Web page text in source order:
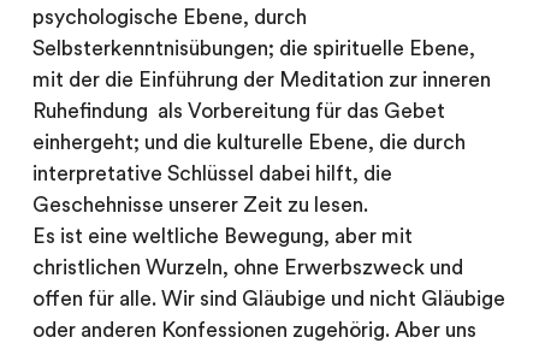
psychologische Ebene, durch
Selbsterkenntnisübungen; die spirituelle Ebene,
mit der die Einführung der Meditation zur inneren
Ruhefindung als Vorbereitung für das Gebet
einhergeht; und die kulturelle Ebene, die durch
interpretative Schlüssel dabei hilft, die
Geschehnisse unserer Zeit zu lesen.
Es ist eine weltliche Bewegung, aber mit
christlichen Wurzeln, ohne Erwerbszweck und
offen für alle. Wir sind Gläubige und nicht Gläubige
oder anderen Konfessionen zugehörig. Aber uns